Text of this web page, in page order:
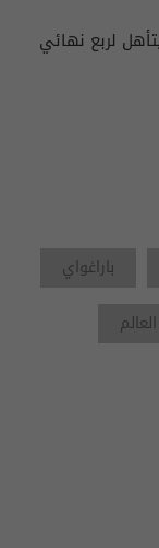
لربع نهائي
باراغواي